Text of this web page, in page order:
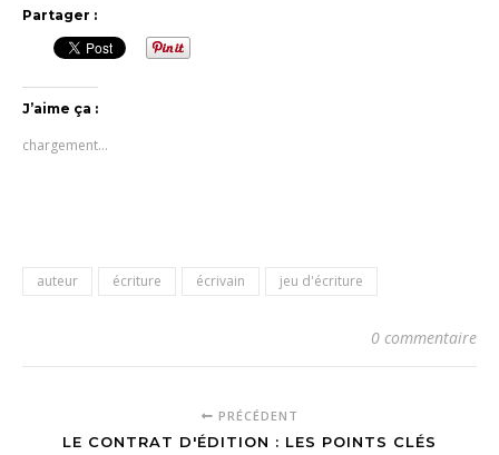
Partager :
J’aime ça :
chargement…
auteur écriture écrivain jeu d'écriture
0 commentaire
PRÉCÉDENT
LE CONTRAT D'ÉDITION : LES POINTS CLÉS